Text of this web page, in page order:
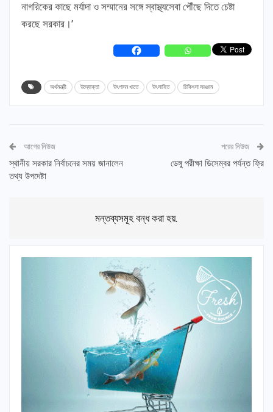
নাগরিকের কাছে মর্যাদা ও সম্মানের সঙ্গে স্বাস্থ্যসেবা পৌঁছে দিতে চেষ্টা
করছে সরকার।’
অর্থমন্ত্রী উদ্যোক্তা উৎপাদন খাতে উৎসাহিত চিকিৎসা সরঞ্জাম
আগের নিউজ
স্থানীয় সরকার নির্বাচনের সময় জানালেন
তথ্য উপদেষ্টা
পরের নিউজ
ডেঙ্গু পরীক্ষা ডিসেম্বর পর্যন্ত ফ্রি
মন্তব্যসমূহ বন্ধ করা হয়.